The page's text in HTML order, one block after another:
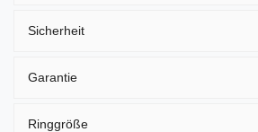
Sicherheit
Garantie
Ringgröße